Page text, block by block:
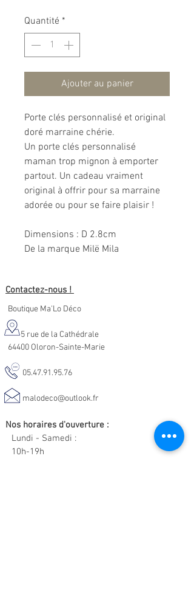
Quantité *
Ajouter au panier
Porte clés personnalisé et original
doré marraine chérie.
Un porte clés personnalisé
maman trop mignon à emporter
partout. Un cadeau vraiment
original à offrir pour sa marraine
adorée ou pour se faire plaisir !
Dimensions : D 2.8cm
De la marque Milë Mila
Contactez-nous !
Boutique Ma'Lo Déco
5 rue de la Cathédrale
64400 Oloron-Sainte-Marie
05.47.91.95.76
malodeco@outlook.fr
Nos horaires d'ouverture :
Lundi - Samedi :
10h-19h